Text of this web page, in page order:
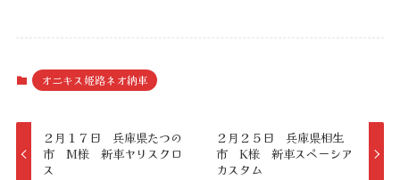
オニキス姫路ネオ納車
２月１７日 兵庫県たつの
市 M様 新車ヤリスクロ
ス
２月２５日 兵庫県相生
市 K様 新車スペーシア
カスタム